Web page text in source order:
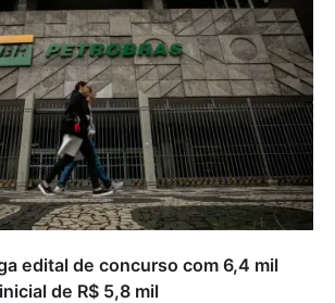
edital de concurso com 6,4 mil
de R$ 5,8 mil